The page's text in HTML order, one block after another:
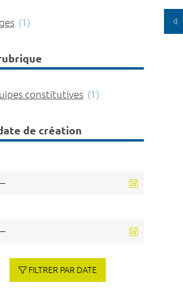
(1)
constitutives (1)
de création
FILTRER PAR DATE